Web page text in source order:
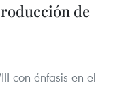
de
con énfasis en el